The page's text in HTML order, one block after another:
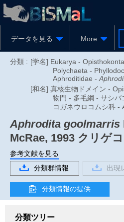
データを見る More
分類 : [学名] Eukarya -
Polychaeta -
Aphroditidae -
[和名] 真核生物ドメイン -
物門 - 多毛綱 - サシ
コガネウロコムシ科 -
Aphrodita goolmarris
McRae, 1993 クリゲ
参考文献を見る
分類群情報
出現
分類情報の提供
分類ツリー